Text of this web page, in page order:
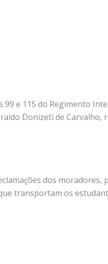
e 115 do Regimento
Donizeti de Carvalho,
dos
transportam os